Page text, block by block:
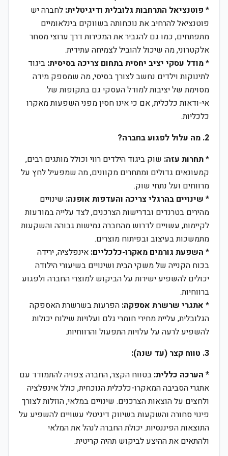
* פוטנציאל התרחבות גלובלית ודיגיטלית: לחברה יש
פוטנציאל להרחיב את נוכחותה בשווקים בינלאומיים
מתפתחים, כמו גם להגביר את המכירות דרך ערוצי מסחר
אלקטרוני, מה שיכול להוביל לצמיחה עתידית.
*מודל עסקי יציב יחסית בתחום צריכה בסיסית: ביגוד
לתינוקות וילדים נחשב לצורך בסיסי, מה שמספק מידה
מסוימת של יציבות למודל העסקי גם בתקופות של
אי-ודאות כלכלית, אם כי אינו חסין מפני השפעות מאקרו
כלכליות.
2. מה עלול לפגוע בחברה?
*תחרות עזה: שוק ביגוד הילדים רווי וכולל מותגים רבים,
קמעונאים גדולים ומתחרים מקוונים, מה שמפעיל לחץ על
מרווחים ועל נתחי שוק.
* שינויים בהרגלי צריכה והעדפות אופנה: שינויים
מהירים בטרנדים ובדרישות הצרכנים, לצד עלייה במודעות
לקיימות, עשויים לדרוש מהחברה גמישות גבוהה והשקעות
מתמשכות בעיצוב ובפיתוח מוצרים.
* השפעת גורמים מאקרו-כלכליים: אינפלציה, ירידה
בכוח הקנייה של משקי הבית ושינויים בשיעורי הילודה
יכולים להשפיע ישירות על הביקוש למוצרי החברה ולפגוע
ברווחיות.
* אתגרי שרשרת אספקה: הפרעות בשרשרת האספקה
הגלובלית, עליית מחירי חומרי גלם ועלויות שילוח יכולות
להשפיע לרעה על עלויות התפעול והרווחיות.
3. טווח קצר (עד שנה):
* הערכה כללית: בטווח הקצר, החברה צפויה להתמודד עם
אתגרי הסביבה המאקרו-כלכלית הנוכחית, כולל אינפלציה
ולחצים על הוצאות הצרכנים. שינויים במלאי, הוזלות לצורך
פינוי סחורה והשקעות בשיווק דיגיטלי עשויים להשפיע על
התוצאות הפיננסיות. יכולת החברה לנהל את המלאי
ולהתאים את ההיצע לביקוש תהיה קריטית.